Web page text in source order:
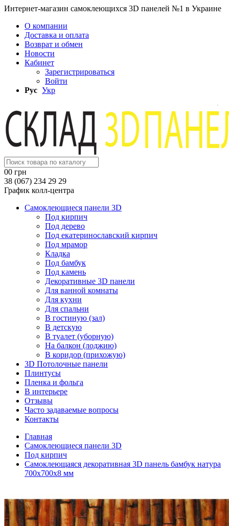
Интернет-магазин самоклеющихся 3D панелей №1 в Украине
О компании
Доставка и оплата
Возврат и обмен
Новости
Кабинет
Зарегистрироваться
Войти
Рус Укр
00 грн
38 (067) 234 29 29
График колл-центра
Самоклеющиеся панели 3D
Под кирпич
Под дерево
Под екатеринославский кирпич
Под мрамор
Кладка
Под бамбук
Под камень
Декоративные 3D панели
Для ванной комнаты
Для кухни
Для спальни
В гостиную (зал)
В детскую
В туалет (уборную)
На балкон (лоджию)
В коридор (прихожую)
3D Потолочные панели
Плинтусы
Пленка и фольга
В интерьере
Отзывы
Часто задаваемые вопросы
Контакты
Главная
Самоклеющиеся панели 3D
Под кирпич
Самоклеющаяся декоративная 3D панель бамбук натура
700x700x8 мм